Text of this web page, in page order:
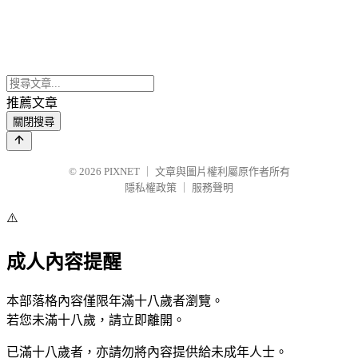
推薦文章
關閉搜尋
© 2026 PIXNET
文章與圖片權利屬原作者所有
隱私權政策
服務聲明
⚠️
成人內容提醒
本部落格內容僅限年滿十八歲者瀏覽。
若您未滿十八歲，請立即離開。
已滿十八歲者，亦請勿將內容提供給未成年人士。